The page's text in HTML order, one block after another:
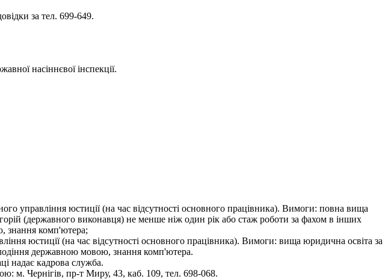
за тел. 699-649.
насіннєвої інспекції.
управління юстиції (на час відсутності основного працівника). Вимоги: повна вища
(державного виконавця) не менше ніж один рік або стаж роботи за фахом в інших
знання комп'ютера;
юстиції (на час відсутності основного працівника). Вимоги: вища юридична освіта за
державною мовою, знання комп'ютера.
надає кадрова служба.
м. Чернігів, пр-т Миру, 43, каб. 109, тел. 698-068.